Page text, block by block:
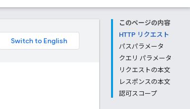
このページの内容
HTTP リクエスト
パスパラメータ
クエリ パラメータ
リクエストの本文
レスポンスの本文
認可スコープ